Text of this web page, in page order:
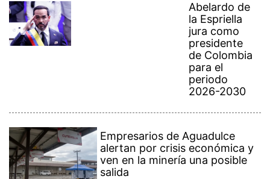
Abelardo de
la Espriella
jura como
presidente
de Colombia
para el
periodo
2026-2030
Empresarios de Aguadulce
alertan por crisis económica y
ven en la minería una posible
salida